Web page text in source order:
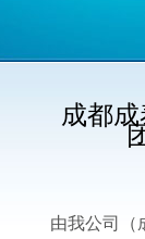
成都
由我公司（